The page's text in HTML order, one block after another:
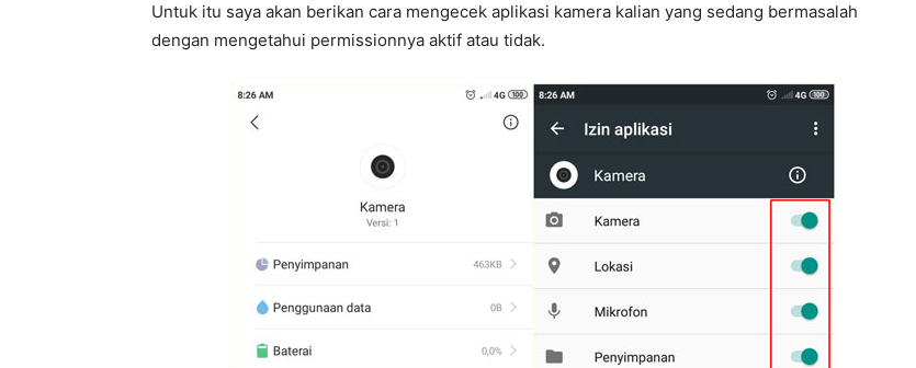
Untuk itu saya akan berikan cara mengecek aplikasi kamera kalian yang sedang bermasalah
dengan mengetahui permissionnya aktif atau tidak.